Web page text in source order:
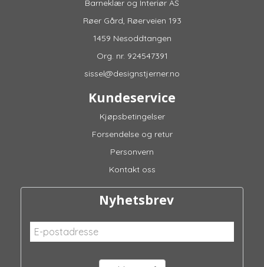
Barneklær og Interiør AS
Røer Gård, Røerveien 193
1459 Nesoddtangen
Org. nr. 924547391
sissel@designstjerner.no
Kundeservice
Kjøpsbetingelser
Forsendelse og retur
Personvern
Kontakt oss
Nyhetsbrev